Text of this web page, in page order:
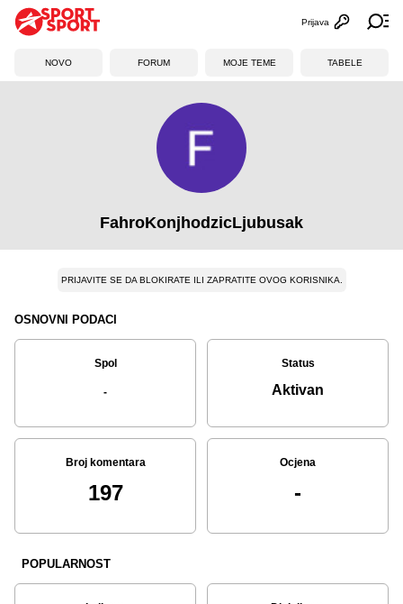
Otvori
Prijava
NOVO FORUM MOJE TEME TABELE
FahroKonjhodzicLjubusak
PRIJAVITE SE DA BLOKIRATE ILI ZAPRATITE OVOG KORISNIKA.
OSNOVNI PODACI
Spol
-
Status
Aktivan
Broj komentara
197
Ocjena
-
POPULARNOST